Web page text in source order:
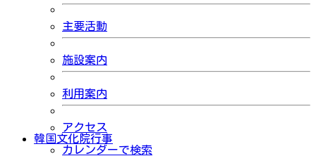
主要活動
施設案内
利用案内
アクセス
韓国文化院行事
カレンダーで検索